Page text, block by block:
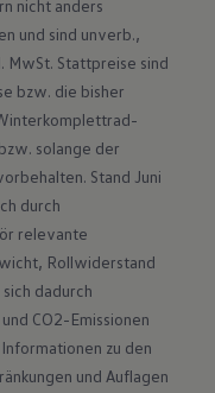
nicht anders
und sind unverb.,
MwSt. Stattpreise sind
bzw. die bisher
solange der
Stand Juni
durch
relevante
Rollwiderstand
dadurch
CO2-Emissionen
zu den
und Auflagen